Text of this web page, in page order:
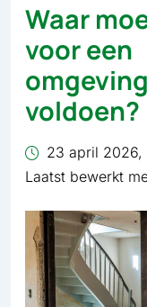
Waar
voor een
voldoen?
23 april 2026,
Laatst bewerkt